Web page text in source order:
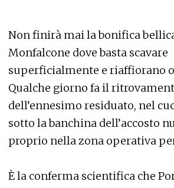
Non finirà mai la bonifica
Monfalcone dove basta scavare
superficialmente e riaffiorano
Qualche giorno fa il
dell’ennesimo residuato, nel
sotto la banchina dell’accosto
proprio nella zona operativa
È la conferma scientifica che